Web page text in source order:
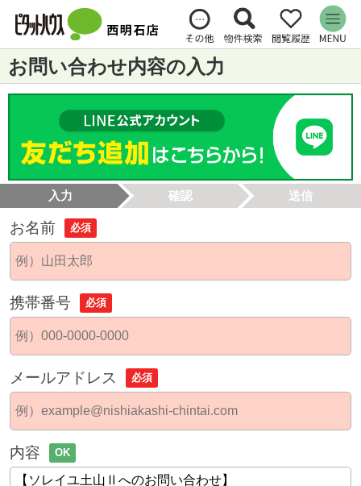
お問い合わせ内容の入力
入力 確認 送信
お名前 必須
携帯番号 必須
メールアドレス 必須
内容 OK